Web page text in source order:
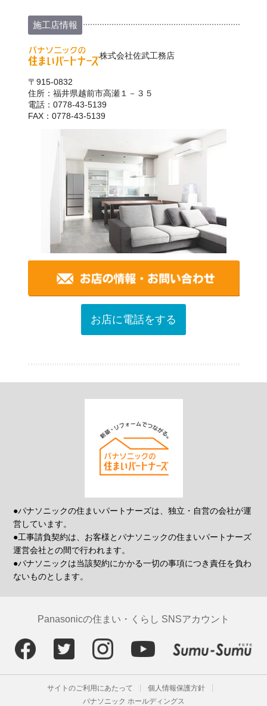
施工店情報
株式会社佐武工務店
〒915-0832
住所：福井県越前市高瀬１－３５
電話：0778-43-5139
FAX：0778-43-5139
お店に電話をする
●パナソニックの住まいパートナーズは、独立・自営の会社が運
営しています。
●工事請負契約は、お客様とパナソニックの住まいパートナーズ
運営会社との間で行われます。
●パナソニックは当該契約にかかる一切の事項につき責任を負わ
ないものとします。
Panasonicの住まい・くらし SNSアカウント
サイトのご利用にあたって
個人情報保護方針
パナソニック ホールディングス